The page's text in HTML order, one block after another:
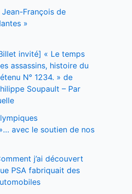
Jean-François de
»
invité] « Le temps
assassins, histoire du
N° 1234. » de
Soupault – Par
avec le soutien de nos
j’ai découvert
PSA fabriquait des